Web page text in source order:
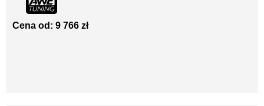
Cena od: 9 766 zł